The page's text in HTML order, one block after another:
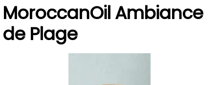
MoroccanOil Ambiance
de Plage